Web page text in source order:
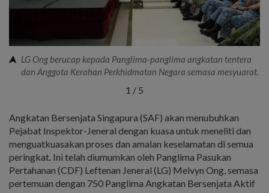
LG Ong berucap kepada Panglima-panglima angkatan tentera
dan Anggota Kerahan Perkhidmatan Negara semasa mesyuarat.
1 / 5
Angkatan Bersenjata Singapura (SAF) akan menubuhkan
Pejabat Inspektor-Jeneral dengan kuasa untuk meneliti dan
menguatkuasakan proses dan amalan keselamatan di semua
peringkat. Ini telah diumumkan oleh Panglima Pasukan
Pertahanan (CDF) Leftenan Jeneral (LG) Melvyn Ong, semasa
pertemuan dengan 750 Panglima Angkatan Bersenjata Aktif